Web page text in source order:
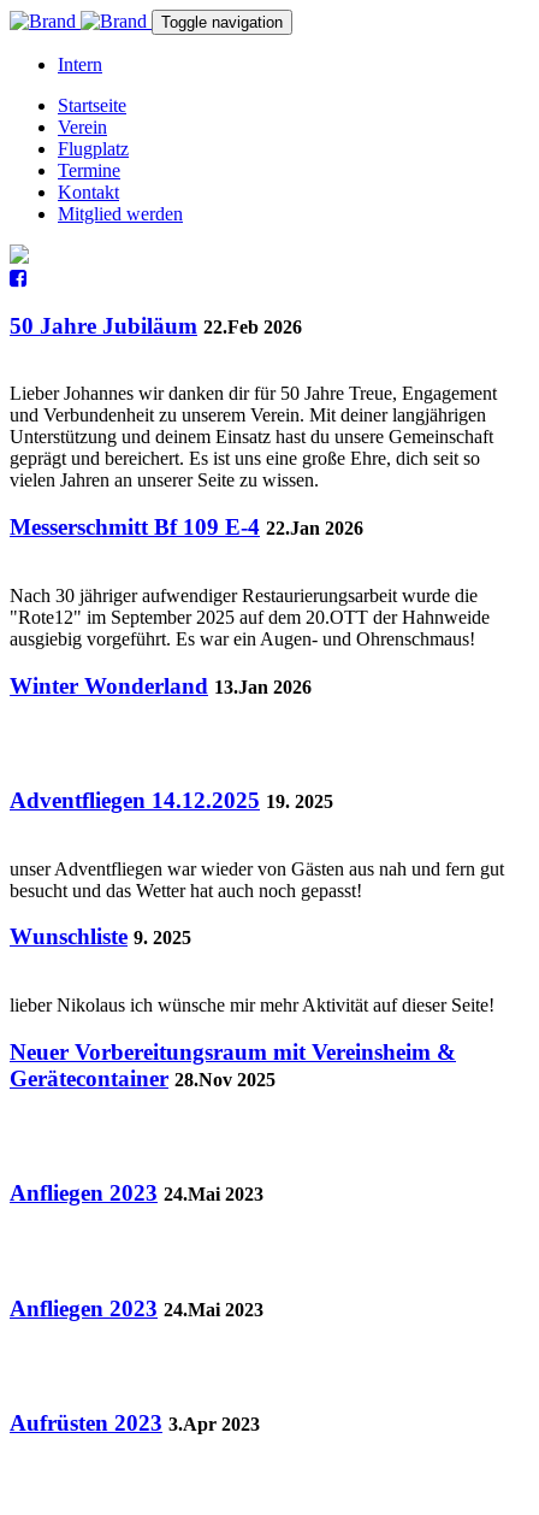
Toggle navigation
Intern
Startseite
Verein
Flugplatz
Termine
Kontakt
Mitglied werden
50 Jahre Jubiläum 22.Feb 2026
Lieber Johannes wir danken dir für 50 Jahre Treue, Engagement
und Verbundenheit zu unserem Verein. Mit deiner langjährigen
Unterstützung und deinem Einsatz hast du unsere Gemeinschaft
geprägt und bereichert. Es ist uns eine große Ehre, dich seit so
vielen Jahren an unserer Seite zu wissen.
Messerschmitt Bf 109 E-4 22.Jan 2026
Nach 30 jähriger aufwendiger Restaurierungsarbeit wurde die
"Rote12" im September 2025 auf dem 20.OTT der Hahnweide
ausgiebig vorgeführt. Es war ein Augen- und Ohrenschmaus!
Winter Wonderland 13.Jan 2026
Adventfliegen 14.12.2025 19. 2025
unser Adventfliegen war wieder von Gästen aus nah und fern gut
besucht und das Wetter hat auch noch gepasst!
Wunschliste 9. 2025
lieber Nikolaus ich wünsche mir mehr Aktivität auf dieser Seite!
Neuer Vorbereitungsraum mit Vereinsheim &
Gerätecontainer 28.Nov 2025
Anfliegen 2023 24.Mai 2023
Anfliegen 2023 24.Mai 2023
Aufrüsten 2023 3.Apr 2023